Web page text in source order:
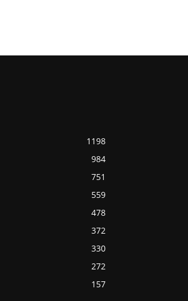
1198
984
751
559
478
372
330
272
157